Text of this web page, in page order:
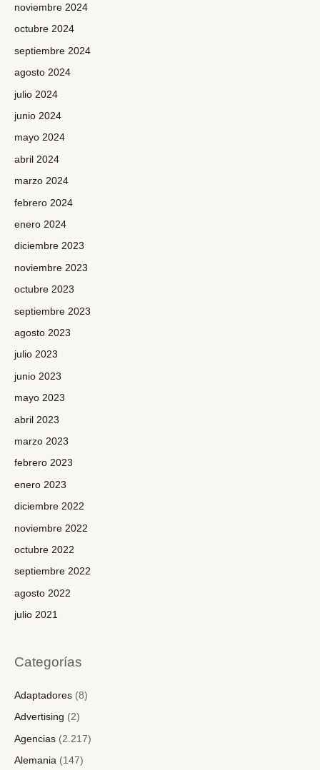
noviembre 2024
octubre 2024
septiembre 2024
agosto 2024
julio 2024
junio 2024
mayo 2024
abril 2024
marzo 2024
febrero 2024
enero 2024
diciembre 2023
noviembre 2023
octubre 2023
septiembre 2023
agosto 2023
julio 2023
junio 2023
mayo 2023
abril 2023
marzo 2023
febrero 2023
enero 2023
diciembre 2022
noviembre 2022
octubre 2022
septiembre 2022
agosto 2022
julio 2021
Categorías
Adaptadores (8)
Advertising (2)
Agencias (2.217)
Alemania (147)